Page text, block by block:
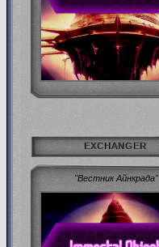
EXCHANGER
"Вестник Айнкрада"